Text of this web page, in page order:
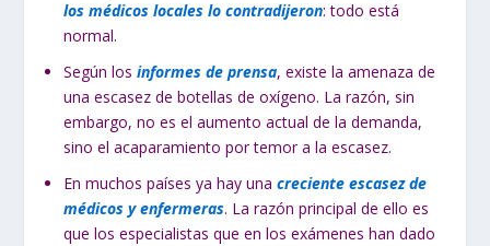
los médicos locales lo contradijeron: todo está
normal.
Según losinformes de prensa, existe la amenaza de
una escasez de botellas de oxígeno. La razón, sin
embargo, no es el aumento actual de la demanda,
sino el acaparamiento por temor a la escasez.
En muchos países ya hay unacreciente escasez de
médicos y enfermeras. La razón principal de ello es
que los especialistas que en los exámenes han dado